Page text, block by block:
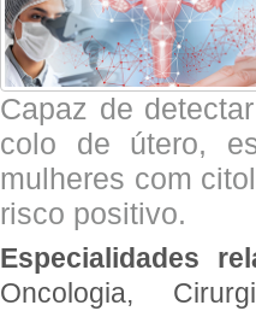
Capaz de
colo de útero,
mulheres com
risco positivo.
Especialidades
Oncologia,